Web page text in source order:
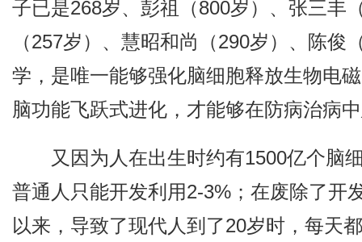
子已是268岁、彭祖（800岁）、张三丰
（257岁）、慧昭和尚（290岁）、陈
学，是唯一能够强化脑细胞释放生物电
脑功能飞跃式进化，才能够在防病治病
又因为人在出生时约有1500亿个脑
普通人只能开发利用2-3%；在废除了开
以来，导致了现代人到了20岁时，每天